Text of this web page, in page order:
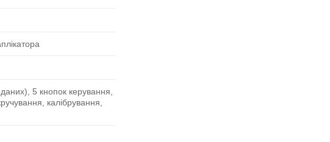
5 кнопок керування,
калібрування,